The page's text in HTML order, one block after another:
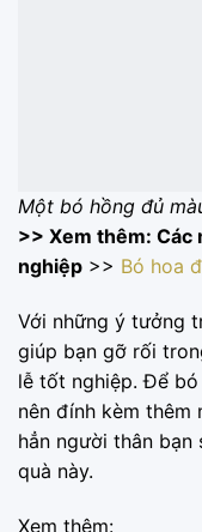
Một bó hồng đủ
>> Xem thêm: Các
nghiệp >> Bó hoa
Với những ý tưởng
giúp bạn gỡ rối
lễ tốt nghiệp. Để
nên đính kèm thêm
hẳn người thân bạn
quà này.
Xem thêm: